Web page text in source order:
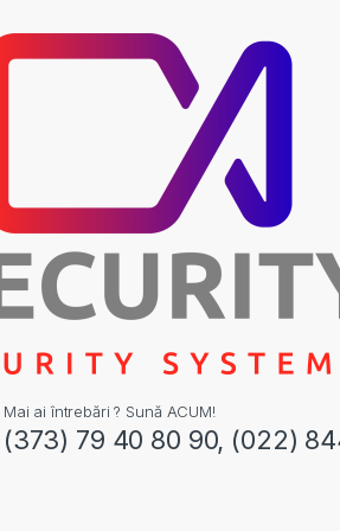
Mai ai întrebări ? Sună ACUM!
(373) 79 40 80 90, (022)